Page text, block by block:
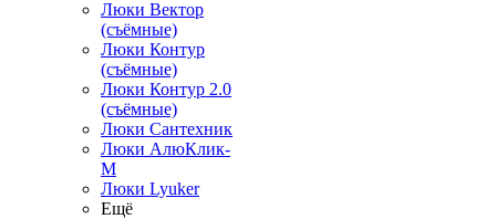
Люки Вектор
(съёмные)
Люки Контур
(съёмные)
Люки Контур 2.0
(съёмные)
Люки Сантехник
Люки АлюКлик-
М
Люки Lyuker
Ещё